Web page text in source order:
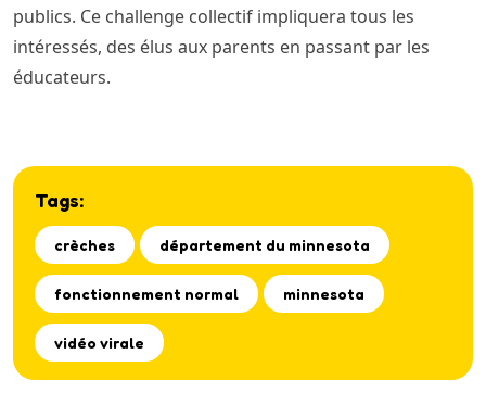
publics. Ce challenge collectif impliquera tous les
intéressés, des élus aux parents en passant par les
éducateurs.
Tags:
crèches département du minnesota
fonctionnement normal minnesota
vidéo virale